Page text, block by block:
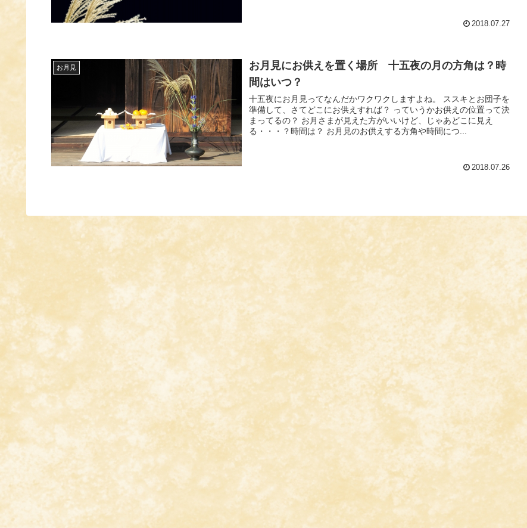
2018.07.27
お月見
お月見にお供えを置く場所 十五夜の月の方角は？時
間はいつ？
十五夜にお月見ってなんだかワクワクしますよね。 ススキとお団子を
準備して、さてどこにお供えすれば？ っていうかお供えの位置って決
まってるの？ お月さまが見えた方がいいけど、じゃあどこに見え
る・・・？時間は？ お月見のお供えする方角や時間につ...
2018.07.26